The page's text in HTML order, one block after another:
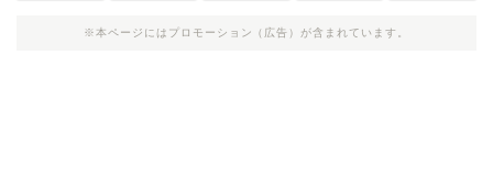
※本ページにはプロモーション（広告）が含まれています。